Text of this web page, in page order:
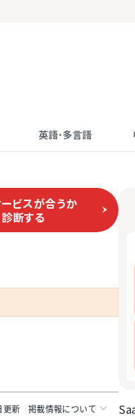
英語･多言語
ビスが合うか
診断する
更新 掲載情報について